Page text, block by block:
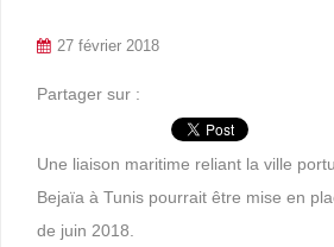
27 février 2018
Partager sur :
Une liaison maritime reliant la ville
Bejaïa à Tunis pourrait être mise en
de juin 2018.